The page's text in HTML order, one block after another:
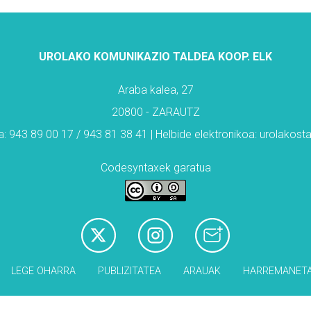
UROLAKO KOMUNIKAZIO TALDEA KOOP. ELK
Araba kalea, 27
20800 - ZARAUTZ
943 89 00 17 / 943 81 38 41 | Helbide elektronikoa:
Codesyntaxek garatua
LEGE OHARRA PUBLIZITATEA ARAUAK